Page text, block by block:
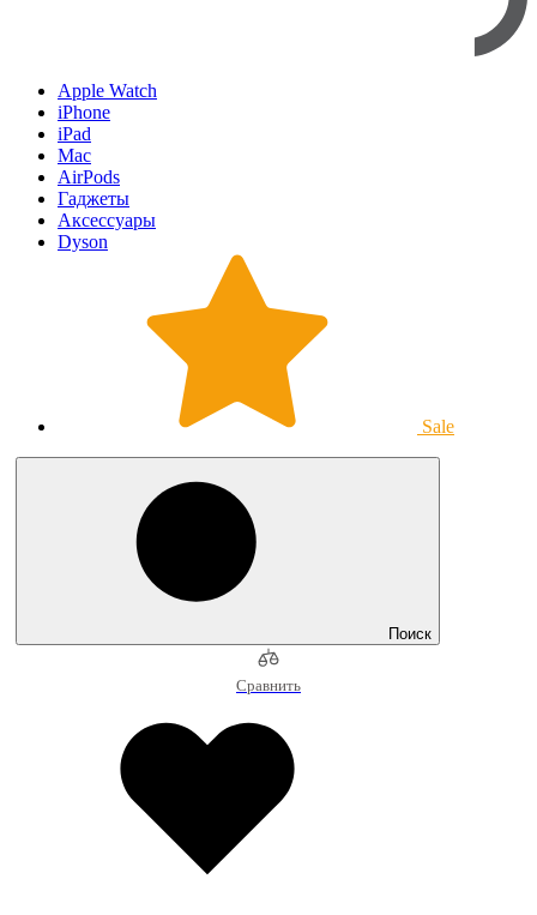
Apple Watch
iPhone
iPad
Mac
AirPods
Гаджеты
Аксессуары
Dyson
Sale
Поиск
Сравнить